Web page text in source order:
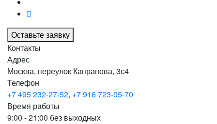
Оставьте заявку
Контакты
Адрес
Москва, переулок Капранова, 3с4
Телефон
+7 495 232-27-52, +7 916 723-05-70
Время работы
9:00 - 21:00 без выходных